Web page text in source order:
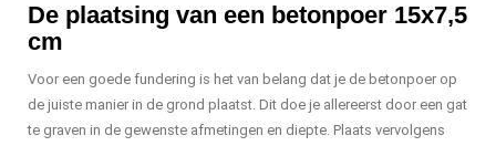
De plaatsing van een betonpoer 15x7,5
cm
Voor een goede fundering is het van belang dat je de betonpoer op
de juiste manier in de grond plaatst. Dit doe je allereerst door een gat
te graven in de gewenste afmetingen en diepte. Plaats vervolgens